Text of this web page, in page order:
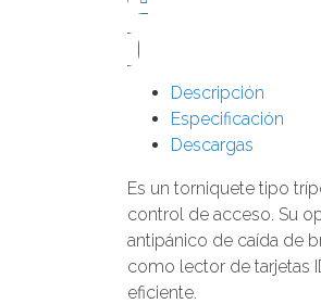
Descripción
Especificación
Descargas
Es un torniquete tipo
control de acceso. Su
antipánico de caída de
como lector de tarjetas
eficiente.